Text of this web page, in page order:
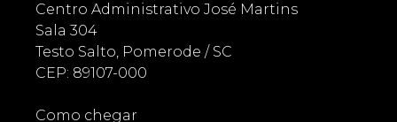
Centro Administrativo José Martins
Sala 304
Testo Salto, Pomerode / SC
CEP: 89107-000
Como chegar